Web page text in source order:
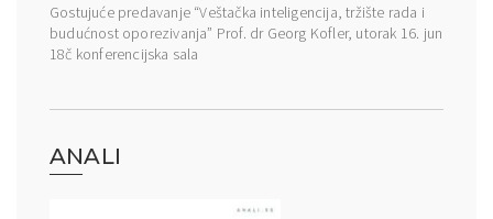
Gostujuće predavanje “Veštačka inteligencija, tržište rada i
budućnost oporezivanja” Prof. dr Georg Kofler, utorak 16. jun
18č konferencijska sala
ANALI